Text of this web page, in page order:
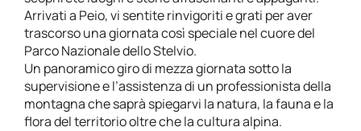
Arrivati a Peio, vi sentite rinvigoriti e grati per aver
trascorso una giornata così speciale nel cuore del
Parco Nazionale dello Stelvio.
Un panoramico giro di mezza giornata sotto la
supervisione e l’assistenza di un professionista della
montagna che saprà spiegarvi la natura, la fauna e la
flora del territorio oltre che la cultura alpina.